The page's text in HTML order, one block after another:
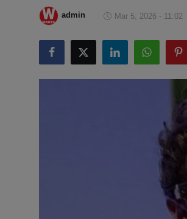
Hiburan
Kesehatan
admin Mar 5, 2026 - 11:02